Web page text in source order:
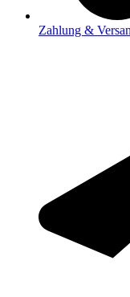
Zahlung &